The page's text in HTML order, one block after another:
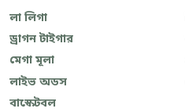
লা লিগা
ড্রাগন টাইগার
মেগা মূলা
লাইভ অডস
বাস্কেটবল